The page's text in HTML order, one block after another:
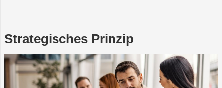
Strategisches Prinzip